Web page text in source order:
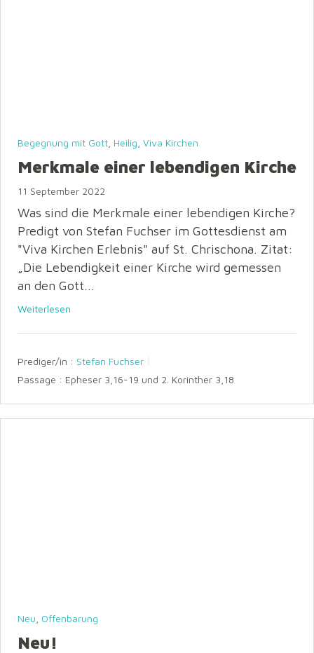
Begegnung mit Gott Heilig Viva Kirchen
Merkmale einer lebendigen Kirche
11 September 2022
Was sind die Merkmale einer lebendigen Kirche?
Predigt von Stefan Fuchser im Gottesdienst am
"Viva Kirchen Erlebnis" auf St. Chrischona. Zitat:
„Die Lebendigkeit einer Kirche wird gemessen
an den Gott...
Weiterlesen
Prediger/in : Stefan Fuchser
Passage : Epheser 3,16-19 und 2. Korinther 3,18
Neu Offenbarung
Neu!